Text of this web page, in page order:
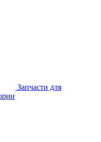
Запчасти для